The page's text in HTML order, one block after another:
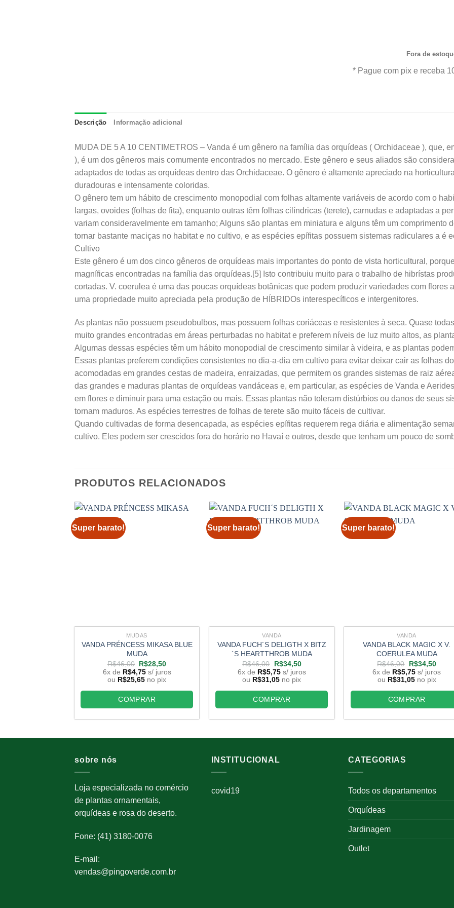
Fora de
* Pague com pix e receba
Descrição Informação adicional
MUDA DE 5 A 10 CENTIMETROS – Vanda é um gênero na família das orquídeas ( Orchidaceae ), que,
), é um dos gêneros mais comumente encontrados no mercado. Este gênero e seus aliados são
adaptados de todas as orquídeas dentro das Orchidaceae. O gênero é altamente apreciado na
duradouras e intensamente coloridas.
O gênero tem um hábito de crescimento monopodial com folhas altamente variáveis de acordo com o
largas, ovoides (folhas de fita), enquanto outras têm folhas cilíndricas (terete), carnudas e adaptadas a
variam consideravelmente em tamanho; Alguns são plantas em miniatura e alguns têm um comprimento
tornar bastante maciças no habitat e no cultivo, e as espécies epífitas possuem sistemas radiculares a é
Cultivo
Este gênero é um dos cinco gêneros de orquídeas mais importantes do ponto de vista horticultural,
magníficas encontradas na família das orquídeas.[5] Isto contribuiu muito para o trabalho de hibrístas
cortadas. V. coerulea é uma das poucas orquídeas botânicas que podem produzir variedades com flores
uma propriedade muito apreciada pela produção de HÍBRIDOs interespecíficos e intergenitores.
As plantas não possuem pseudobulbos, mas possuem folhas coriáceas e resistentes à seca. Quase
muito grandes encontradas em áreas perturbadas no habitat e preferem níveis de luz muito altos, as
Algumas dessas espécies têm um hábito monopodial de crescimento similar à videira, e as plantas
Essas plantas preferem condições consistentes no dia-a-dia em cultivo para evitar deixar cair as folhas
acomodadas em grandes cestas de madeira, enraizadas, que permitem os grandes sistemas de raiz
das grandes e maduras plantas de orquídeas vandáceas e, em particular, as espécies de Vanda e
em flores e diminuir para uma estação ou mais. Essas plantas não toleram distúrbios ou danos de seus
tornam maduros. As espécies terrestres de folhas de terete são muito fáceis de cultivar.
Quando cultivadas de forma desencapada, as espécies epífitas requerem rega diária e alimentação
cultivo. Eles podem ser crescidos fora do horário no Havaí e outros, desde que tenham um pouco de
PRODUTOS RELACIONADOS
Super barato!
MUDAS
VANDA PRÉNCESS MIKASA BLUE
MUDA
R$46,00 O
preço
original
era:
R$46,00.
R$28,50O
preço
atual
é:
R$28,50.
6x de R$4,75 s/ juros
ou R$25,65 no pix
COMPRAR
Super barato!
VANDA
VANDA FUCH´S DELIGTH X BITZ
´S HEARTTHROB MUDA
R$46,00
O
preço
original
era:
R$46,00.
R$34,50O
preço
atual
é:
R$34,50.
6x de R$5,75 s/ juros
ou R$31,05 no pix
COMPRAR
Super barato!
VANDA
VANDA BLACK MAGIC X V.
COERULEA MUDA
R$46,00 O
preço
original
era:
R$46,00.
R$34,50O
preço
atual
é:
6x de R$5,75 s/ juros
ou R$31,05 no pix
COMPRAR
sobre nós
Loja especializada no comércio
de plantas ornamentais,
orquídeas e rosa do deserto.
Fone: (41) 3180-0076
E-mail:
vendas@pingoverde.com.br
INSTITUCIONAL
covid19
CATEGORIAS
Todos os departamentos
Orquídeas
Jardinagem
Outlet